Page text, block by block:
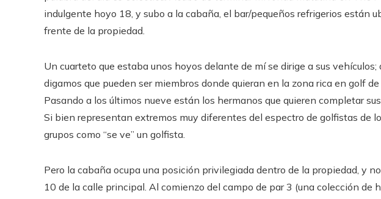
indulgente hoyo 18, y subo a la cabaña, el bar/pequeños refrigerios están
frente de la propiedad.
Un cuarteto que estaba unos hoyos delante de mí se dirige a sus
digamos que pueden ser miembros donde quieran en la zona rica en golf
Pasando a los últimos nueve están los hermanos que quieren completar
Si bien representan extremos muy diferentes del espectro de golfistas de
grupos como “se ve” un golfista.
Pero la cabaña ocupa una posición privilegiada dentro de la propiedad, y
10 de la calle principal. Al comienzo del campo de par 3 (una colección de